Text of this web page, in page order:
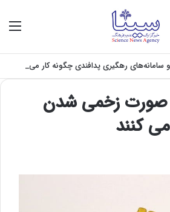
موشک‌های بالستیک و سامانه‌های رهگیری پدافندی چگونه کار می کنند؟
صورت زخمی شدن
کنند